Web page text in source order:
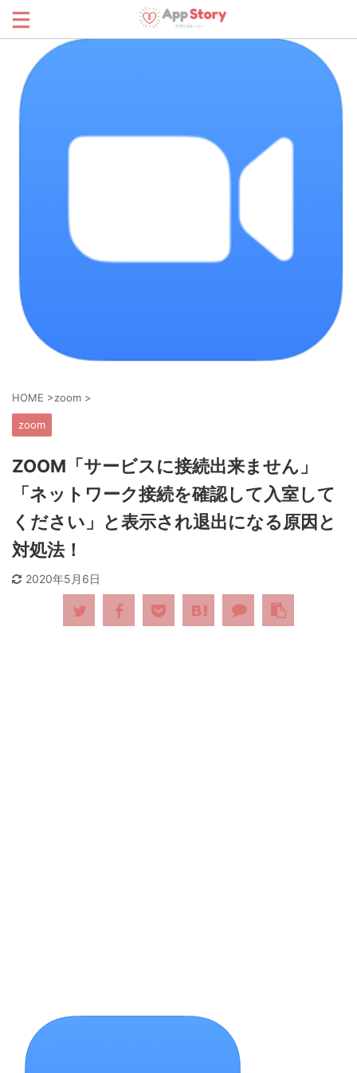
HOME >zoom >
zoom
ZOOM「サービスに接続出来ません」
「ネットワーク接続を確認して入室して
ください」と表示され退出になる原因と
対処法！
2020年5月6日